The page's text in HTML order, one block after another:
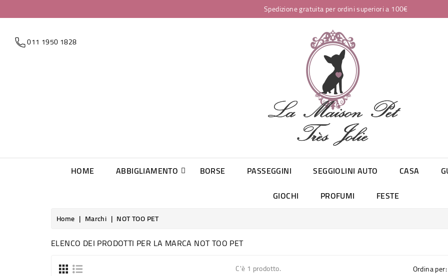
Spedizione gratuita per ordini superiori a 100€
011 1950 1828
HOME ABBIGLIAMENTO BORSE PASSEGGINI SEGGIOLINI AUTO CASA
GIOCHI
PROFUMI FESTE
Home Marchi NOT TOO PET
ELENCO DEI PRODOTTI PER LA MARCA NOT TOO PET
C'è 1 prodotto. Ordina per: